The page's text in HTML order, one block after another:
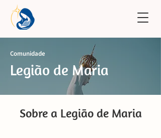
Comunidade
Legião de Maria
Sobre a Legião de Maria